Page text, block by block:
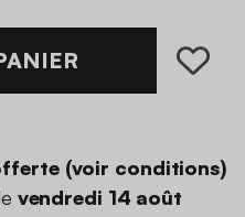
(voir conditions)
vendredi 14 août